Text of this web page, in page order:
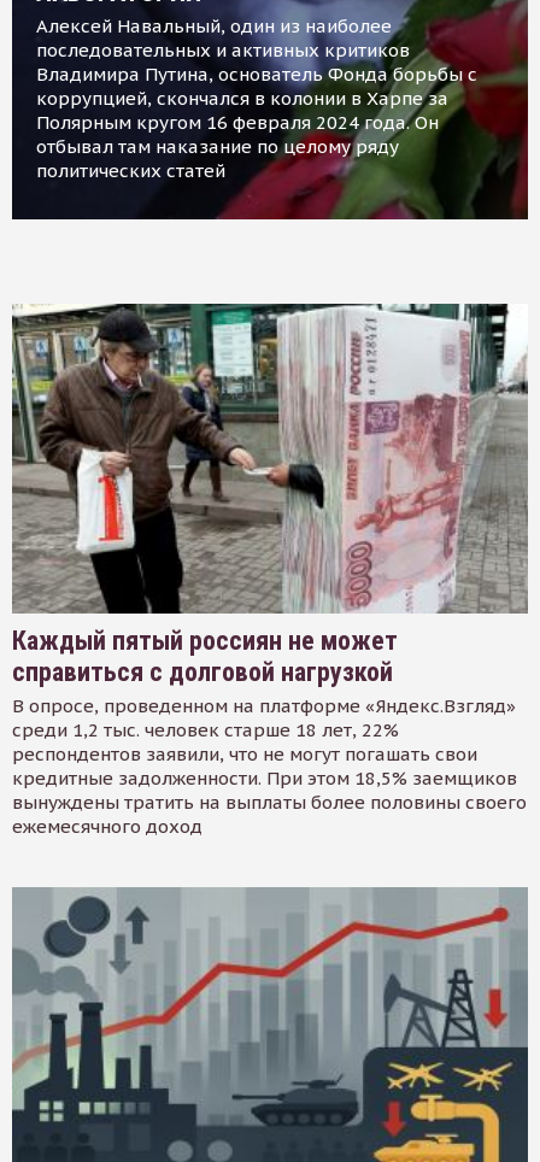
Алексей Навальный, один из наиболее
последовательных и активных критиков
Владимира Путина, основатель Фонда борьбы с
коррупцией, скончался в колонии в Харпе за
Полярным кругом 16 февраля 2024 года. Он
отбывал там наказание по целому ряду
политических статей
Каждый пятый россиян не может
справиться с долговой нагрузкой
В опросе, проведенном на платформе «Яндекс.Взгляд»
среди 1,2 тыс. человек старше 18 лет, 22%
респондентов заявили, что не могут погашать свои
кредитные задолженности. При этом 18,5% заемщиков
вынуждены тратить на выплаты более половины своего
ежемесячного доход